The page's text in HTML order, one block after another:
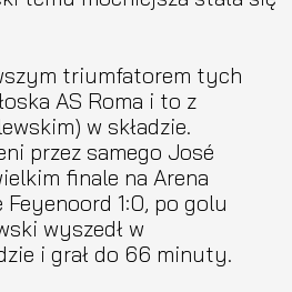
triumfatorem tych
AS Roma i to z
w składzie.
przez samego José
finale na Arena
1:0, po golu
wyszedł w
i grał do 66 minuty.